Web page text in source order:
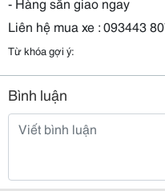
Liên hệ mua xe : 093443
Từ khóa gợi ý:
Bình luận